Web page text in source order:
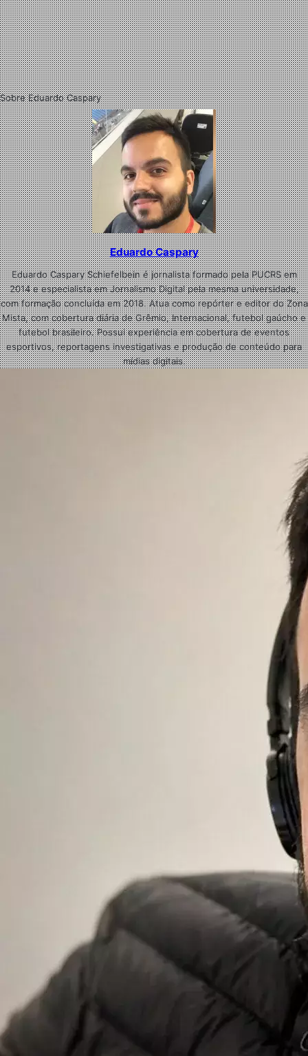
Sobre Eduardo Caspary
Eduardo Caspary
Eduardo Caspary Schiefelbein é jornalista formado pela PUCRS em
2014 e especialista em Jornalismo Digital pela mesma universidade,
com formação concluída em 2018. Atua como repórter e editor do Zona
Mista, com cobertura diária de Grêmio, Internacional, futebol gaúcho e
futebol brasileiro. Possui experiência em cobertura de eventos
esportivos, reportagens investigativas e produção de conteúdo para
mídias digitais.